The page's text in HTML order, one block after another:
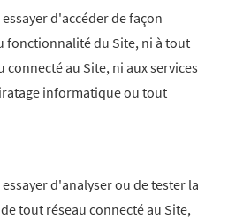
d'accéder de façon
fonctionnalité du Site, ni à tout
connecté au Site, ni aux services
informatique ou tout
d'analyser ou de tester la
tout réseau connecté au Site,